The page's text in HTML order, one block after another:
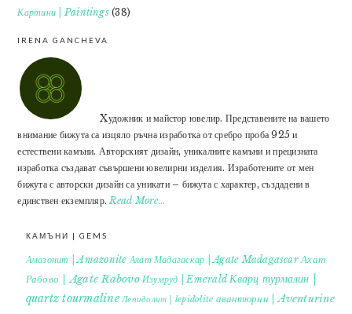
Картини | Paintings(38)
IRENA GANCHEVA
Xудожник и майстор ювелир. Представените на вашето
внимание бижута са изцяло ръчна изработка от сребро проба 925 и
естествени камъни. Авторският дизайн, уникалните камъни и прецизната
изработка създават съвършени ювелирни изделия. Изработените от мен
бижута с авторски дизайн са уникати – бижута с характер, създадени в
единствен екземпляр.Read More…
КАМЪНИ | GEMS
Амазонит | Amazonite Ахат Мадагаскар | Agate Madagascar Ахат
Рабово | Agate Rabovo Изумруд | Emerald Кварц турмалин |
quartz tourmaline Лепидолит | lepidolite авантюрин | Aventurine